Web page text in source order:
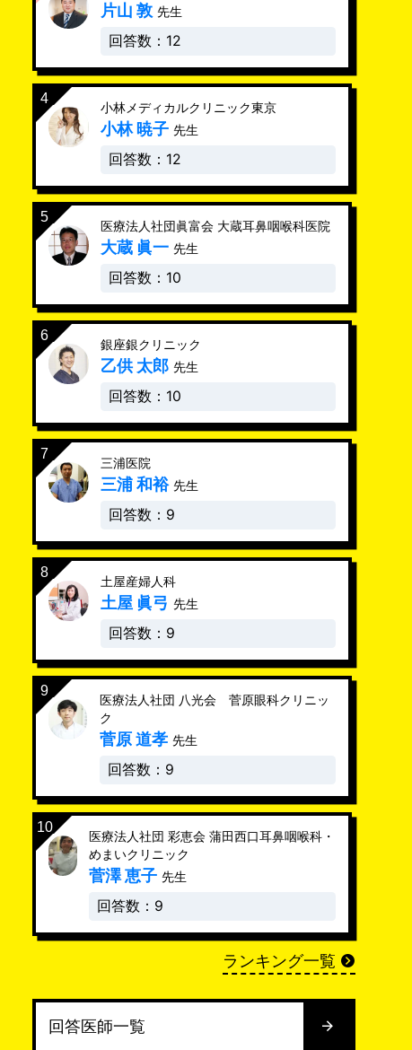
片山 敦 先生
回答数：12
小林メディカルクリニック東京
小林 暁子 先生
回答数：12
医療法人社団眞富会 大蔵耳鼻咽喉科医院
大蔵 眞一 先生
回答数：10
銀座銀クリニック
乙供 太郎 先生
回答数：10
三浦医院
三浦 和裕 先生
回答数：9
土屋産婦人科
土屋 眞弓 先生
回答数：9
医療法人社団 八光会 菅原眼科クリニッ
ク
菅原 道孝 先生
回答数：9
医療法人社団 彩恵会 蒲田西口耳鼻咽喉科・
めまいクリニック
菅澤 恵子 先生
回答数：9
ランキング一覧
回答医師一覧